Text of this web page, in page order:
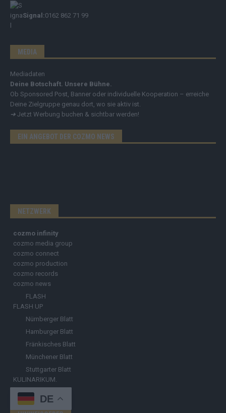
Signal:0162 862 71 99
MEDIA
Mediadaten
Deine Botschaft. Unsere Bühne.
Ob Sponsored Post, Banner oder individuelle Kooperation – erreiche
Deine Zielgruppe genau dort, wo sie aktiv ist.
➔ Jetzt Werbung buchen & sichtbar werden!
EIN ANGEBOT DER COZMO NEWS
NETZWERK
cozmo infinity
cozmo media group
cozmo connect
cozmo production
cozmo records
cozmo news
FLASH
FLASH UP
Nürnberger Blatt
Hamburger Blatt
Fränkisches Blatt
Münchener Blatt
Stuttgarter Blatt
KULINARIKUM.
Raffi Gasser
DE